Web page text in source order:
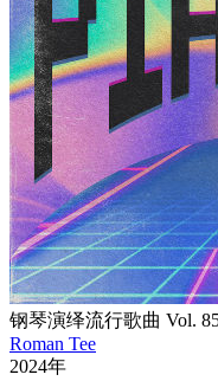
钢琴演绎流行歌曲 Vol.
Roman Tee
2024年